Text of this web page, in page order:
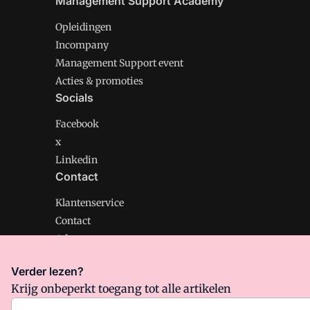
Opleidingen
Incompany
Management Support event
Acties & promoties
Socials
Facebook
x
Linkedin
Contact
Klantenservice
Contact
Adverteren
Management Support is onderdeel van VMN media.
Verder lezen?
Krijg onbeperkt toegang tot alle artikelen